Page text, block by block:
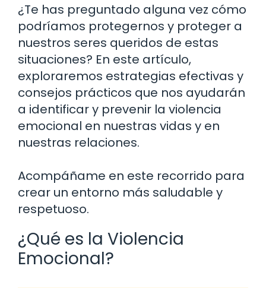
¿Te has preguntado alguna vez cómo
podríamos protegernos y proteger a
nuestros seres queridos de estas
situaciones? En este artículo,
exploraremos estrategias efectivas y
consejos prácticos que nos ayudarán
a identificar y prevenir la violencia
emocional en nuestras vidas y en
nuestras relaciones.
Acompáñame en este recorrido para
crear un entorno más saludable y
respetuoso.
¿Qué es la Violencia
Emocional?